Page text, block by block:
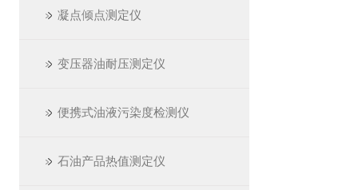
凝点倾点测定仪
变压器油耐压测定仪
便携式油液污染度检测仪
石油产品热值测定仪